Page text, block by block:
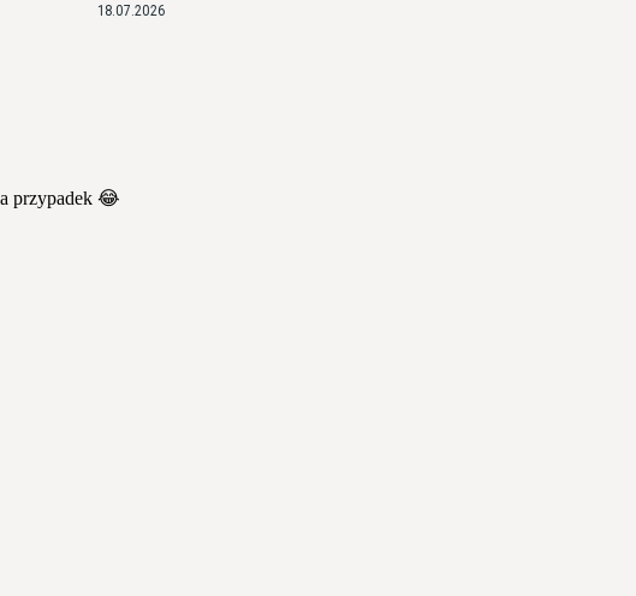
18.07.2026